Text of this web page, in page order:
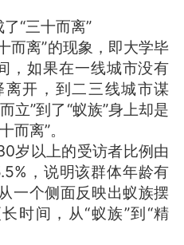
“三十而离”
离”的现象，即大学毕
，如果在一线城市没有
开，到二三线城市谋
立”到了“蚁族”身上却是
离”。
以上的受访者比例由
，说明该群体年龄有
一个侧面反映出蚁族摆
时间，从“蚁族”到“精